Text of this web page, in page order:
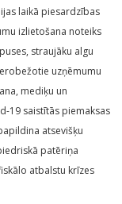
laikā piesardzības
izlietošana noteiks
straujāku algu
uzņēmumu
mediķu un
19 saistītās piemaksas
atsevišķu
patēriņa
atbalstu krīzes